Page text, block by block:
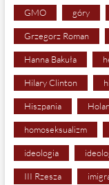
GMO góry
Grzegorz Roman
Hanna Bakuła
Hilary Clinton
Hiszpania
homoseksualizm
ideologia
III Rzesza